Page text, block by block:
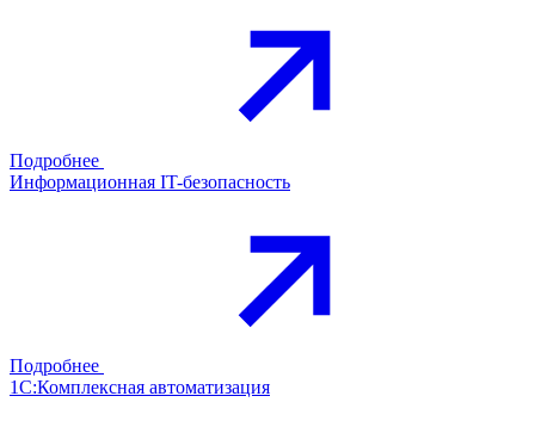
Подробнее
Информационная IT-безопасность
Подробнее
1С:Комплексная автоматизация